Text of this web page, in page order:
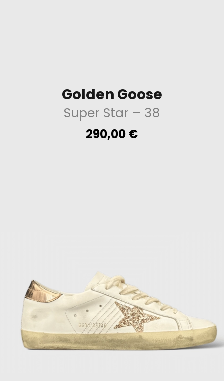
Golden Goose
Super Star – 38
290,00€